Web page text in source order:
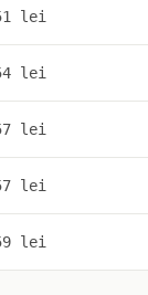
lei
lei
lei
lei
lei